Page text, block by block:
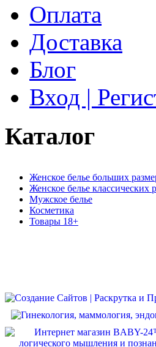
Оплата
Доставка
Блог
Вход |
Каталог
Женское белье больших
Женское белье классических
Мужское белье
Косметика
Товары 18+